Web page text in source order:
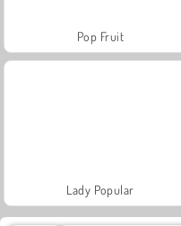
Pop Fruit
Lady Popular